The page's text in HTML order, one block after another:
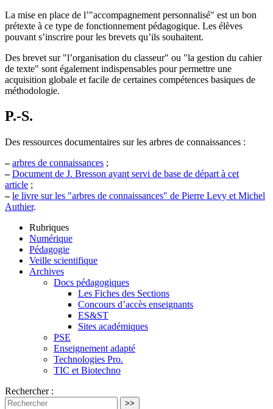
La mise en place de l’"accompagnement personnalisé" est un bon
prétexte à ce type de fonctionnement pédagogique. Les élèves
pouvant s’inscrire pour les brevets qu’ils souhaitent.
Des brevet sur "l’organisation du classeur" ou "la gestion du cahier
de texte" sont également indispensables pour permettre une
acquisition globale et facile de certaines compétences basiques de
méthodologie.
P.-S.
Des ressources documentaires sur les arbres de connaissances :
– arbres de connaissances ;
– Document de J. Bresson ayant servi de base de départ à cet
article ;
– le livre sur les "arbres de connaissances" de Pierre Levy et Michel
Authier.
Rubriques
Numérique
Pédagogie
Veille scientifique
Archives
Docs pédagogiques
Les Fiches des Sections
Concours d’accès enseignants
ES&ST
Sites académiques
PSE
Enseignement adapté
Technologies Pro.
TIC et Biotechno
Rechercher :
>>